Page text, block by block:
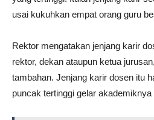
usai kukuhkan empat orang guru
Rektor mengatakan jenjang karir
rektor, dekan ataupun ketua
tambahan. Jenjang karir dosen itu
puncak tertinggi gelar akademiknya